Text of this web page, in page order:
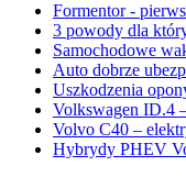
Formentor -
3 powody dla
Samochodowe
Auto dobrze
Uszkodzenia
Volkswagen ID.4
Volvo C40 –
Hybrydy PHEV